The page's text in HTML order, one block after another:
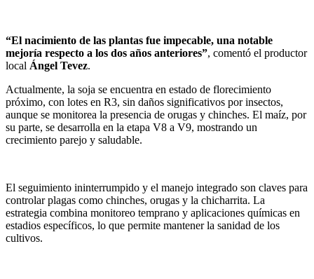
“El nacimiento de las plantas fue impecable, una notable
mejoría respecto a los dos años anteriores”, comentó el productor
local Ángel Tevez.
Actualmente, la soja se encuentra en estado de florecimiento
próximo, con lotes en R3, sin daños significativos por insectos,
aunque se monitorea la presencia de orugas y chinches. El maíz, por
su parte, se desarrolla en la etapa V8 a V9, mostrando un
crecimiento parejo y saludable.
El seguimiento ininterrumpido y el manejo integrado son claves para
controlar plagas como chinches, orugas y la chicharrita. La
estrategia combina monitoreo temprano y aplicaciones químicas en
estadios específicos, lo que permite mantener la sanidad de los
cultivos.